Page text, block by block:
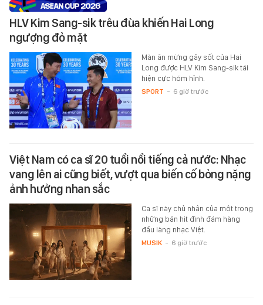
HLV Kim Sang-sik trêu đùa khiến Hai Long
ngượng đỏ mặt
Màn ăn mừng gây sốt của Hai
Long được HLV Kim Sang-sik tái
hiện cực hóm hỉnh.
SPORT - 6 giờ trước
Việt Nam có ca sĩ 20 tuổi nổi tiếng cả nước: Nhạc
vang lên ai cũng biết, vượt qua biến cố bỏng nặng
ảnh hưởng nhan sắc
Ca sĩ này chủ nhân của một trong
những bản hit đình đám hàng
đầu làng nhạc Việt.
MUSIK - 6 giờ trước